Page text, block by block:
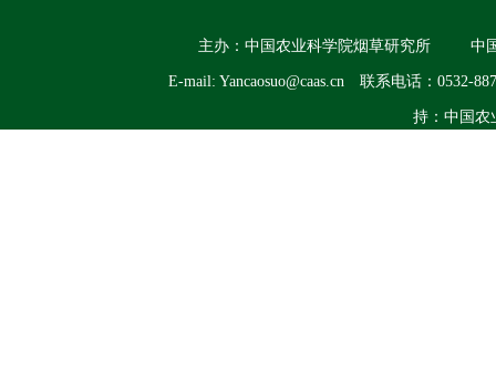
主办：中国农业科学院烟草研究所 中
E-mail: Yancaosuo@caas.cn 联系电话：0532-
持：中国农